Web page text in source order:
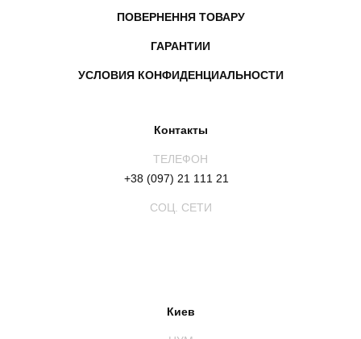
ПОВЕРНЕННЯ ТОВАРУ
ГАРАНТИИ
УСЛОВИЯ КОНФИДЕНЦИАЛЬНОСТИ
Контакты
ТЕЛЕФОН
+38 (097) 21 111 21
СОЦ. СЕТИ
Киев